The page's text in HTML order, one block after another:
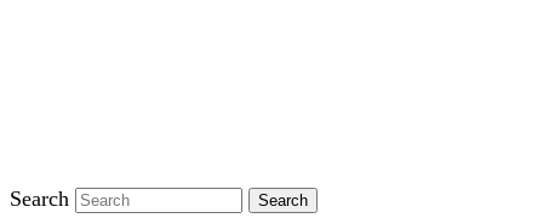
Search Search